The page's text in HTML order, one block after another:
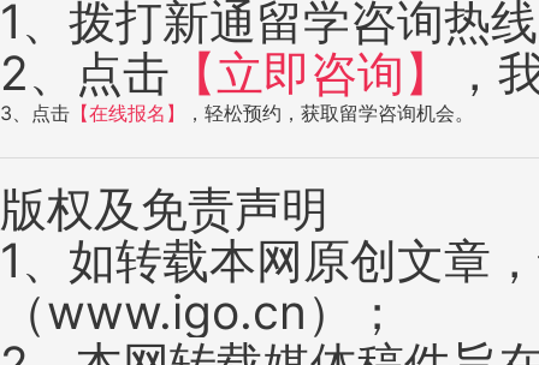
1、拨打新通留学咨询热
2、点击 【立即咨询】 ，
3、点击 【在线报名】 ，轻松预约，获取留学咨询机会。
版权及免责声明
1、如转载本网原创文章
（www.igo.cn）；